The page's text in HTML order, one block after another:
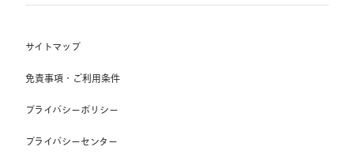
Indeed, Inc.
(株) スタッフサービス・ホールディングス
Unique NV
サイトマップ
免責事項・ご利用条件
プライバシーポリシー
プライバシーセンター